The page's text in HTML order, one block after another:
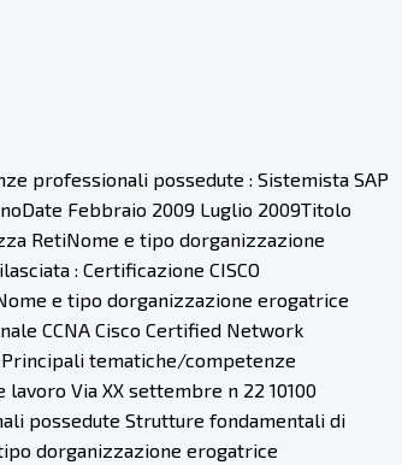
professionali possedute : Sistemista SAP
Febbraio 2009 Luglio 2009Titolo
RetiNome e tipo dorganizzazione
: Certificazione CISCO
e tipo dorganizzazione erogatrice
CCNA Cisco Certified Network
tematiche/competenze
Via XX settembre n 22 10100
possedute Strutture fondamentali di
dorganizzazione erogatrice